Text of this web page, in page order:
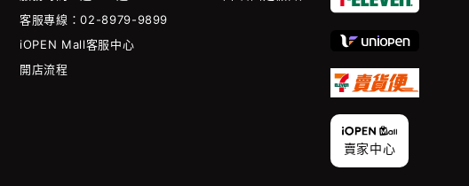
客服專線：02-8979-9899
iOPEN Mall客服中心
開店流程
賣家中心